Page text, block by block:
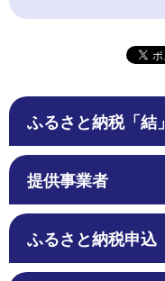
ふるさと納税「結」
提供事業者
ふるさと納税申込